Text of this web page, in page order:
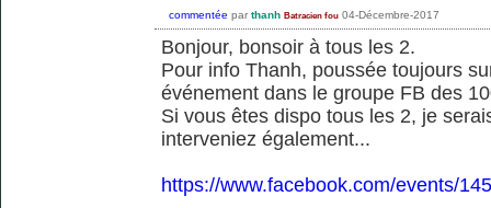
commentée par thanh Batracien fou 04-Décembre-2017
Bonjour, bonsoir à tous les 2.
Pour info Thanh, poussée toujours
événement dans le groupe FB des
Si vous êtes dispo tous les 2, je
interveniez également...
https://www.facebook.com/events/